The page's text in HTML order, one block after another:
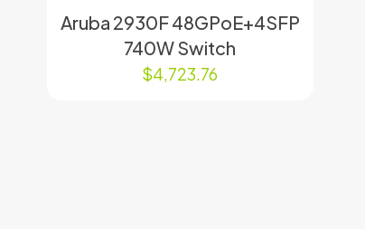
Aruba 2930F 48GPoE+4SFP
740W Switch
$4,723.76